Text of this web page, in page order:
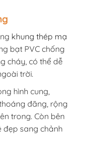
khung thép mạ
bạt PVC chống
cháy, có thể dễ
trời.
hình cung,
đãng, rộng
trong. Còn bên
đẹp sang chảnh